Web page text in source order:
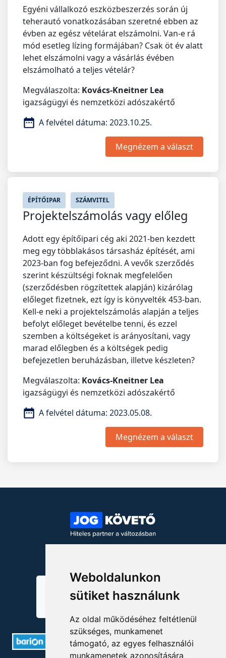
Weboldalunkon
sütiket használunk
Az oldal működéséhez feltétlenül
szükséges, munkamenet
támogató, az egyes felhasználói
munkamenetek azonosítására
Egyéni vállalkozó eszközbeszerzés során új
teherautó vonatkozásában szeretné ebben az
évben az egész vételárat elszámolni. Van-e rá
mód esetleg lízing formájában? Csak öt év alatt
lehet elszámolni vagy a vásárlás évében
elszámolható a teljes vételár?
Megválaszolta: Kovács-Kneitner Lea
igazságügyi és nemzetközi adószakértő
A felvétel dátuma: 2023.10.25.
Megnézem a választ
ÉPÍTŐIPAR SZÁMVITEL
Projektelszámolás vagy előleg
Adott egy építőipari cég aki 2021-ben kezdett
meg egy többlakásos társasház építését, ami
2023-ban fog befejeződni. A vevők szerződés
szerint készültségi foknak megfelelően
(szerződésben rögzítettek alapján) kizárólag
előleget fizetnek, ezt így is könyvelték 453-ban.
Kell-e neki a projektelszámolás alapján a teljes
befolyt előleget bevételbe tenni, és ezzel
szemben a költségeket is arányosítani, vagy
marad előlegben és a költségek pedig
befejezetlen beruházásban, illetve készleten?
Megválaszolta: Kovács-Kneitner Lea
igazságügyi és nemzetközi adószakértő
A felvétel dátuma: 2023.05.08.
Megnézem a választ